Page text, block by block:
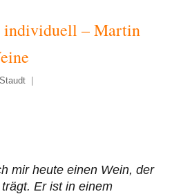
individuell – Martin
mir heute einen Wein, der
Er ist in einem